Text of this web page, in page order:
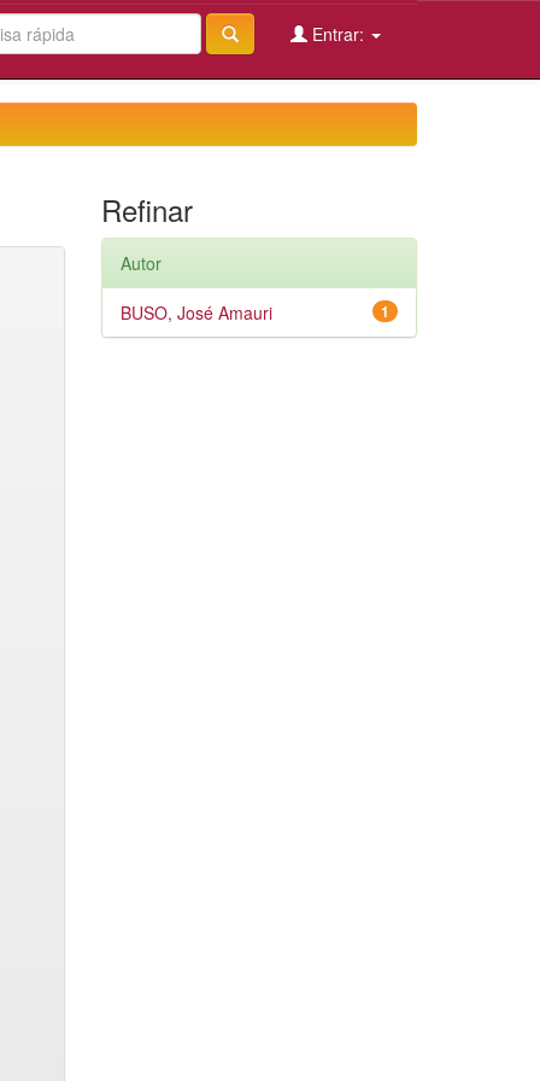
Entrar:
Refinar
Autor
1
BUSO, José Amauri